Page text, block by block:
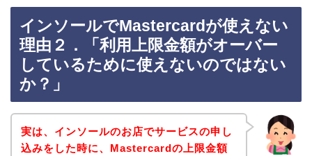
インソールでMastercardが使えない
理由２．「利用上限金額がオーバー
しているために使えないのではない
か？」
実は、インソールのお店でサービスの申し
込みをした時に、Mastercardの上限金額